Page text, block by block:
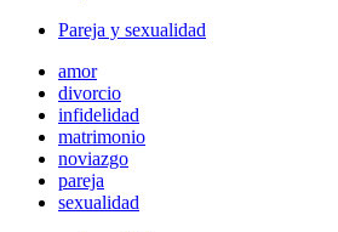
Pareja y sexualidad
amor
divorcio
infidelidad
matrimonio
noviazgo
pareja
sexualidad